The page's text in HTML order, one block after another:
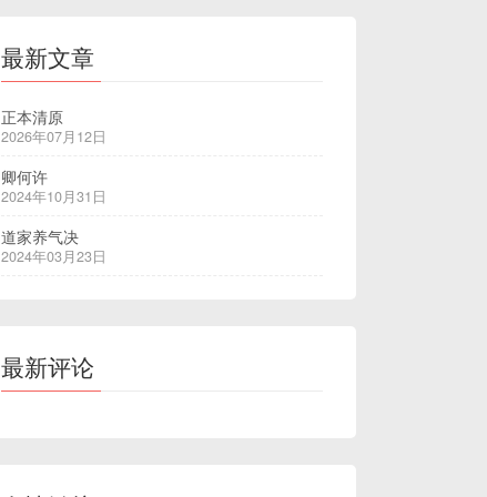
最新文章
正本清原
2026年07月12日
卿何许
2024年10月31日
道家养气决
2024年03月23日
最新评论